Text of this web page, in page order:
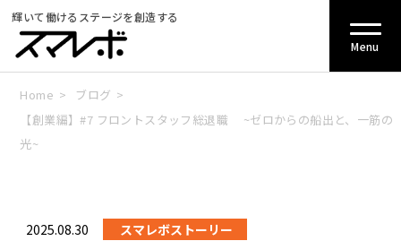
輝いて働けるステージを創造する
Menu
Home > ブログ >
【創業編】#7 フロントスタッフ総退職 ~ゼロからの船出と、一筋の
光~
2025.08.30 スマレボストーリー